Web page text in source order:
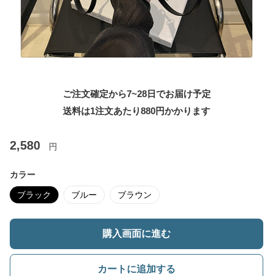
ご注文確定から7~28日でお届け予定
送料は1注文あたり880円かかります
2,580 円
カラー
ブラック ブルー ブラウン
購入画面に進む
カートに追加する